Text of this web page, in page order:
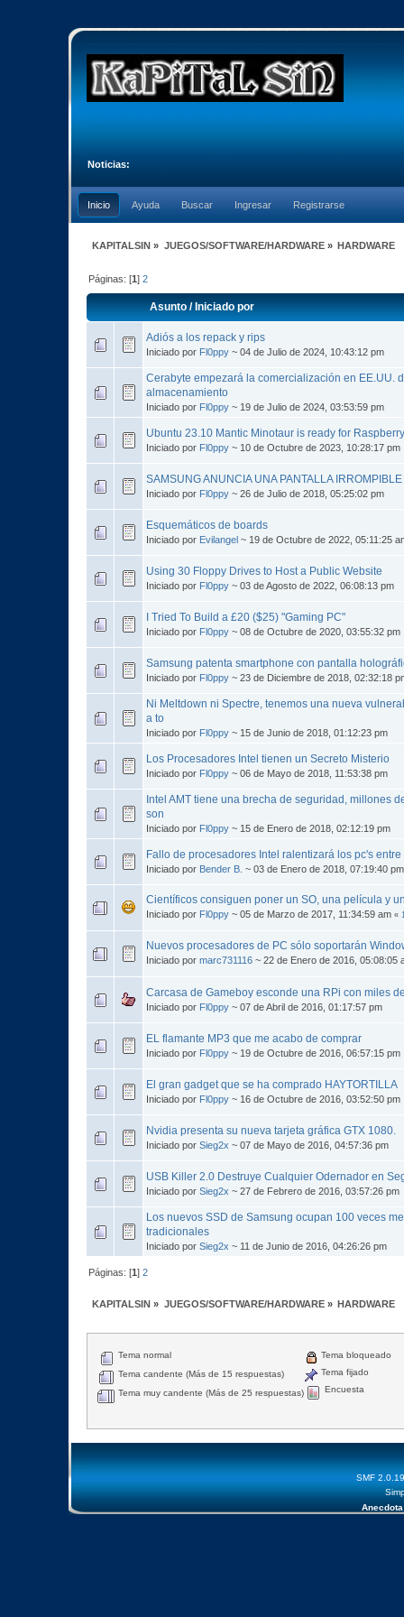
Noticias:
Inicio Ayuda Buscar Ingresar Registrarse
KAPITALSIN » JUEGOS/SOFTWARE/HARDWARE» HARDWARE
Páginas: [1]2
Asunto/Iniciado por
Adiós a los repack y rips
Iniciado por Fl0ppy ~ 04 de Julio de 2024, 10:43:12 pm
Cerabyte empezará la comercialización en EE.UU.
almacenamiento
Iniciado por Fl0ppy ~ 19 de Julio de 2024, 03:53:59 pm
Ubuntu 23.10 Mantic Minotaur is ready for
Iniciado por Fl0ppy ~ 10 de Octubre de 2023, 10:28:17 pm
SAMSUNG ANUNCIA UNA PANTALLA
Iniciado por Fl0ppy ~ 26 de Julio de 2018, 05:25:02 pm
Esquemáticos de boards
Iniciado por Evilangel ~ 19 de Octubre de 2022, 05:11:25
Using 30 Floppy Drives to Host a Public Website
Iniciado por Fl0ppy ~ 03 de Agosto de 2022, 06:08:13 pm
I Tried To Build a £20 ($25) "Gaming PC"
Iniciado por Fl0ppy ~ 08 de Octubre de 2020, 03:55:32 pm
Samsung patenta smartphone con pantalla
Iniciado por Fl0ppy ~ 23 de Diciembre de 2018, 02:32:18
Ni Meltdown ni Spectre, tenemos una nueva
a to
Iniciado por Fl0ppy ~ 15 de Junio de 2018, 01:12:23 pm
Los Procesadores Intel tienen un Secreto Misterio
Iniciado por Fl0ppy ~ 06 de Mayo de 2018, 11:53:38 pm
Intel AMT tiene una brecha de seguridad, millones
son
Iniciado por Fl0ppy ~ 15 de Enero de 2018, 02:12:19 pm
Fallo de procesadores Intel ralentizará los pc's
Iniciado por Bender B. ~ 03 de Enero de 2018, 07:19:40 pm
Científicos consiguen poner un SO, una película y
Iniciado por Fl0ppy ~ 05 de Marzo de 2017, 11:34:59 am «
Nuevos procesadores de PC sólo soportarán
Iniciado por marc731116 ~ 22 de Enero de 2016, 05:08:05
Carcasa de Gameboy esconde una RPi con miles
Iniciado por Fl0ppy ~ 07 de Abril de 2016, 01:17:57 pm
EL flamante MP3 que me acabo de comprar
Iniciado por Fl0ppy ~ 19 de Octubre de 2016, 06:57:15 pm
El gran gadget que se ha comprado HAYTORTILLA
Iniciado por Fl0ppy ~ 16 de Octubre de 2016, 03:52:50 pm
Nvidia presenta su nueva tarjeta gráfica GTX 1080.
Iniciado por Sieg2x ~ 07 de Mayo de 2016, 04:57:36 pm
USB Killer 2.0 Destruye Cualquier Odernador en
Iniciado por Sieg2x ~ 27 de Febrero de 2016, 03:57:26 pm
Los nuevos SSD de Samsung ocupan 100 veces
tradicionales
Iniciado por Sieg2x ~ 11 de Junio de 2016, 04:26:26 pm
Páginas: [1]2
KAPITALSIN » JUEGOS/SOFTWARE/HARDWARE» HARDWARE
Tema normal
Tema candente (Más de 15 respuestas)
Tema muy candente (Más de 25 respuestas)
Tema bloqueado
Tema fijado
Encuesta
SMF 2.0.19
Anecdota